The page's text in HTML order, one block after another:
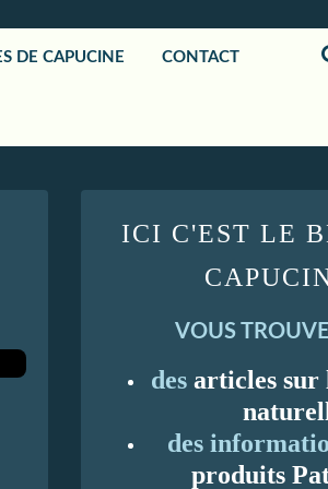
DE CAPUCINE CONTACT
ICI C'EST LE
VOUS
des articles sur
des
produits